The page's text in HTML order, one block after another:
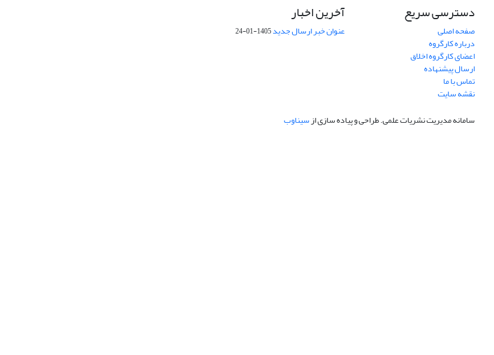
دسترسی سریع
صفحه اصلی
درباره کارگروه
اعضای کارگروه اخلاق
ارسال پیشنهاده
تماس با ما
نقشه سایت
آخرین اخبار
عنوان خبر ارسال جدید1405-01-24
سامانه مدیریت نشریات علمی.طراحی و پیاده سازی ازسیناوب